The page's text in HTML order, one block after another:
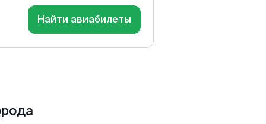
Найти авиабилеты